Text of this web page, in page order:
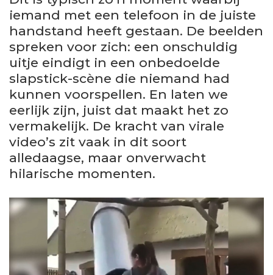
iemand met een telefoon in de juiste
handstand heeft gestaan. De beelden
spreken voor zich: een onschuldig
uitje eindigt in een onbedoelde
slapstick-scène die niemand had
kunnen voorspellen. En laten we
eerlijk zijn, juist dat maakt het zo
vermakelijk. De kracht van virale
video’s zit vaak in dit soort
alledaagse, maar onverwacht
hilarische momenten.